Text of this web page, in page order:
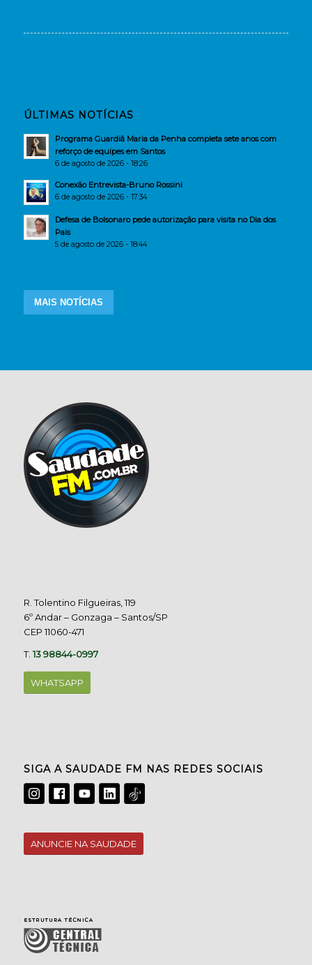
ÚLTIMAS NOTÍCIAS
Programa Guardiã Maria da Penha completa sete anos com
reforço de equipes em Santos
6 de agosto de 2026 - 18:26
Conexão Entrevista-Bruno Rossini
6 de agosto de 2026 - 17:34
Defesa de Bolsonaro pede autorização para visita no Dia dos
Pais
5 de agosto de 2026 - 18:44
MAIS NOTÍCIAS
R. Tolentino Filgueiras, 119
6º Andar – Gonzaga – Santos/SP
CEP 11060-471
T.13 98844-0997
WHATSAPP
SIGA A SAUDADE FM NAS REDES SOCIAIS
ANUNCIE NA SAUDADE